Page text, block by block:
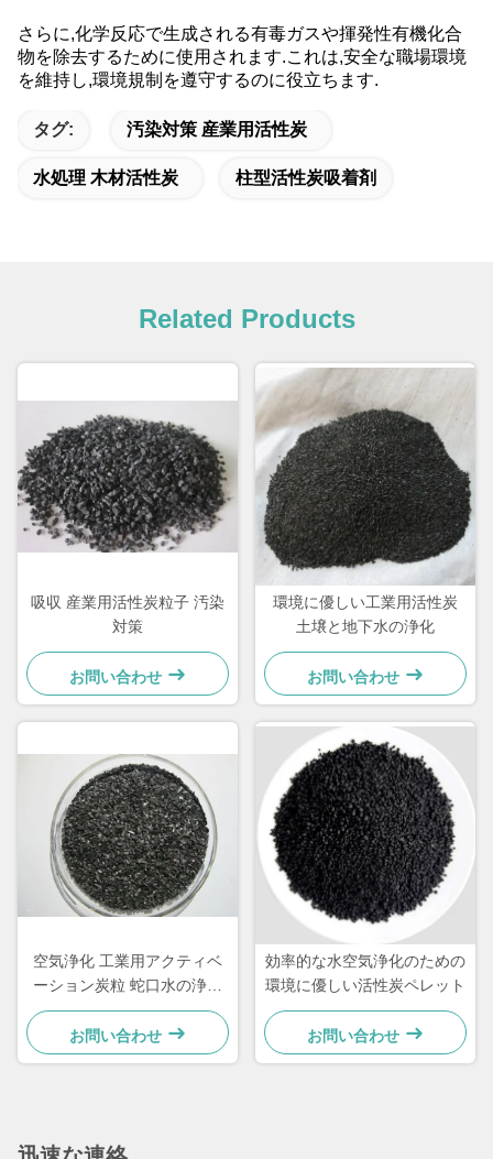
さらに,化学反応で生成される有毒ガスや揮発性有機化合
物を除去するために使用されます.これは,安全な職場環境
を維持し,環境規制を遵守するのに役立ちます.
タグ: 汚染対策 産業用活性炭
水処理 木材活性炭 柱型活性炭吸着剤
Related Products
吸収 産業用活性炭粒子 汚染
対策
お問い合わせ
環境に優しい工業用活性炭
土壌と地下水の浄化
お問い合わせ
空気浄化 工業用アクティベ
ーション炭粒 蛇口水の浄化
用
お問い合わせ
効率的な水空気浄化のための
環境に優しい活性炭ペレット
お問い合わせ